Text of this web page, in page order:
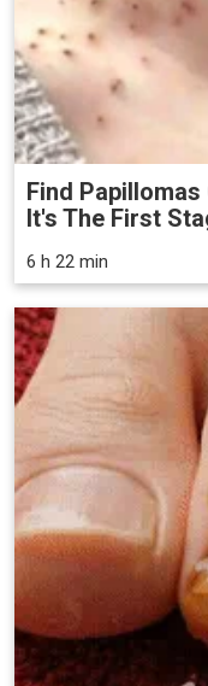
Find
It's The First
6 h 22 min